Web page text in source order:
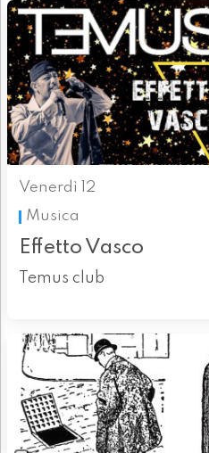
Venerdì 12
Musica
Effetto Vasco
Temus club